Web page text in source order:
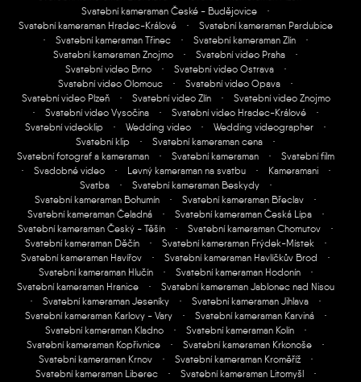
Svatební kameraman České - Budějovice
·
Svatební kameraman Hradec-Králové
·
Svatební kameraman Pardubice
·
Svatební kameraman Třinec · Svatební kameraman Zlín
·
Svatební kameraman Znojmo
· Svatební video Praha
·
Svatební video Brno
· Svatební video Ostrava
·
Svatební video Olomouc
· Svatební video Opava
·
Svatební video Plzeň
· Svatební video Zlín ·
Svatební video Znojmo
·
Svatební video Vysočina · Svatební video Hradec-Králové
·
Svatební videoklip
· Wedding video · Wedding videographer
·
Svatební klip
· Svatební kameraman cena
·
Svatební fotograf a kameraman
· Svatební kameraman ·
Svatební film
·
Svadobné video · Levný kameraman na svatbu · Kameramani
·
Svatba
· Svatební kameraman Beskydy
·
Svatební kameraman Bohumín
· Svatební kameraman Břeclav
·
Svatební kameraman Čeladná
· Svatební kameraman Česká Lípa
·
Svatební kameraman Český - Těšín
· Svatební kameraman Chomutov
·
Svatební kameraman Děčín
· Svatební kameraman Frýdek-Místek
·
Svatební kameraman Havířov
· Svatební kameraman Havlíčkův Brod
·
Svatební kameraman Hlučín
· Svatební kameraman Hodonín
·
Svatební kameraman Hranice
·
Svatební kameraman Jablonec nad Nisou
·
Svatební kameraman Jeseníky · Svatební kameraman Jihlava
·
Svatební kameraman Karlovy - Vary
· Svatební kameraman Karviná
·
Svatební kameraman Kladno
· Svatební kameraman Kolín
·
Svatební kameraman Kopřivnice
· Svatební kameraman Krkonoše
·
Svatební kameraman Krnov
· Svatební kameraman Kroměříž
·
Svatební kameraman Liberec
· Svatební kameraman Litomyšl
·